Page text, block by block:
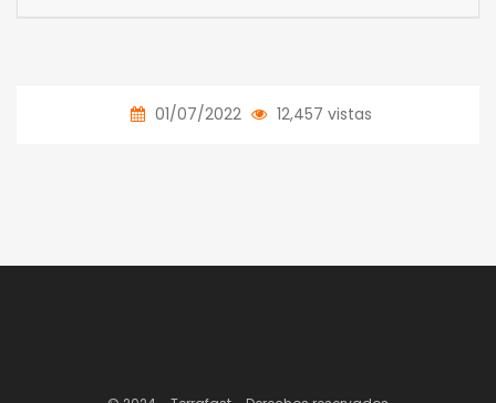
01/07/2022 12,457 vistas